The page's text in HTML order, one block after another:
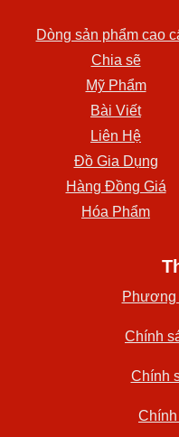
Dòng sản phẩm cao
Chia sẽ
Mỹ Phẩm
Bài Viết
Liên Hệ
Đồ Gia Dụng
Hàng Đồng Giá
Hóa Phẩm
Phương
Chính
Chính